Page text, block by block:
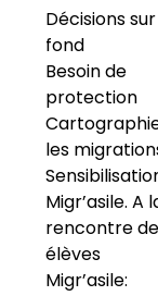
Décisions
fond
Besoin de
protection
les
Migr’asile. A
rencontre
élèves
Migr’asile: